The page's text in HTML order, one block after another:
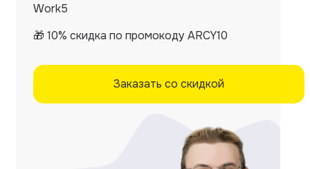
Work5
🎁 10% скидка по промокоду ARCY10
Заказать со скидкой